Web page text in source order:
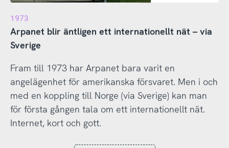
1973
Arpanet blir äntligen ett internationellt nät – via
Sverige
Fram till 1973 har Arpanet bara varit en
angelägenhet för amerikanska försvaret. Men i och
med en koppling till Norge (via Sverige) kan man
för första gången tala om ett internationellt nät.
Internet, kort och gott.